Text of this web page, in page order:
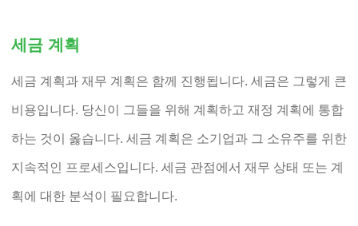
세금 계획
세금 계획과 재무 계획은 함께 진행됩니다. 세금은 그렇게 큰
비용입니다. 당신이 그들을 위해 계획하고 재정 계획에 통합
하는 것이 옳습니다. 세금 계획은 소기업과 그 소유주를 위한
지속적인 프로세스입니다. 세금 관점에서 재무 상태 또는 계
획에 대한 분석이 필요합니다.